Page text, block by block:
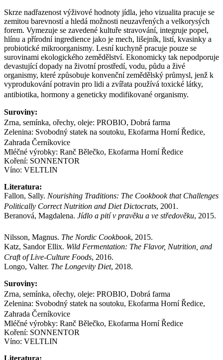
Skrze nadřazenost výživové hodnoty jídla, jeho vizualita pracuje se
zemitou barevností a hledá možnosti neuzavřených a velkorysých
forem. Vymezuje se zavedené kultuře stravování, integruje popel,
hlínu a přírodní ingredience jako je mech, lišejník, listí, kvasinky a
probiotické mikroorganismy. Lesní kuchyně pracuje pouze se
surovinami ekologického zemědělství. Ekonomicky tak nepodporuje
devastující dopady na životní prostředí, vodu, půdu a živé
organismy, které způsobuje konvenční zemědělský průmysl, jenž k
vyprodukování potravin pro lidi a zvířata používá toxické látky,
antibiotika, hormony a geneticky modifikované organismy.
Suroviny:
Zrna, semínka, ořechy, oleje: PROBIO, Dobrá farma
Zelenina: Svobodný statek na soutoku, Ekofarma Horní Ředice,
Zahrada Černíkovice
Mléčné výrobky: Ranč Bělečko, Ekofarma Horní Ředice
Koření: SONNENTOR
Víno: VELTLIN
Literatura:
Fallon, Sally. Nourishing Traditions: The Cookbook that Challenges
Politically Correct Nutrition and Diet Dictocrats, 2001.
Beranová, Magdalena. Jídlo a pití v pravěku a ve středověku, 2015.
Nilsson, Magnus. The Nordic Cookbook, 2015.
Katz, Sandor Ellix. Wild Fermentation: The Flavor, Nutrition, and
Craft of Live-Culture Foods, 2016.
Longo, Valter. The Longevity Diet, 2018.
Suroviny:
Zrna, semínka, ořechy, oleje: PROBIO, Dobrá farma
Zelenina: Svobodný statek na soutoku, Ekofarma Horní Ředice,
Zahrada Černíkovice
Mléčné výrobky: Ranč Bělečko, Ekofarma Horní Ředice
Koření: SONNENTOR
Víno: VELTLIN
Literatura: